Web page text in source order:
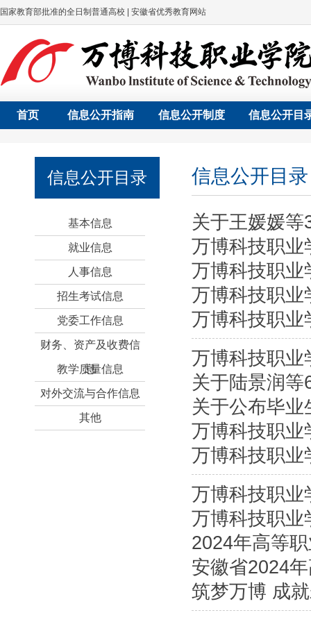
国家教育部批准的全日制普通高校 | 安徽省优秀教育网站
首页 信息公开指南 信息公开制度 信息公开目
信息公开目录
基本信息
就业信息
人事信息
招生考试信息
党委工作信息
财务、资产及收费信
息
教学质量信息
对外交流与合作信息
其他
信息公开目录
关于王媛媛等
万博科技职业
万博科技职业
万博科技职业
万博科技职业
万博科技职业
会成员名单
关于陆景润等
关于公布毕
万博科技职业
万博科技职业
万博科技职业
利召开
万博科技职业
利召开
2024年高等
院校面向中职
安徽省2024
型本科高校面
筑梦万博 成